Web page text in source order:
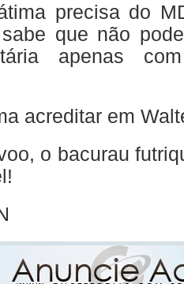
precisa do
que não
apenas
acreditar em
o bacurau